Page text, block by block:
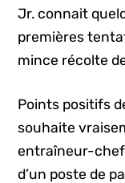
Jr. connait
premières
mince récolte
Points positifs
souhaite
entraîneur-
d’un poste de